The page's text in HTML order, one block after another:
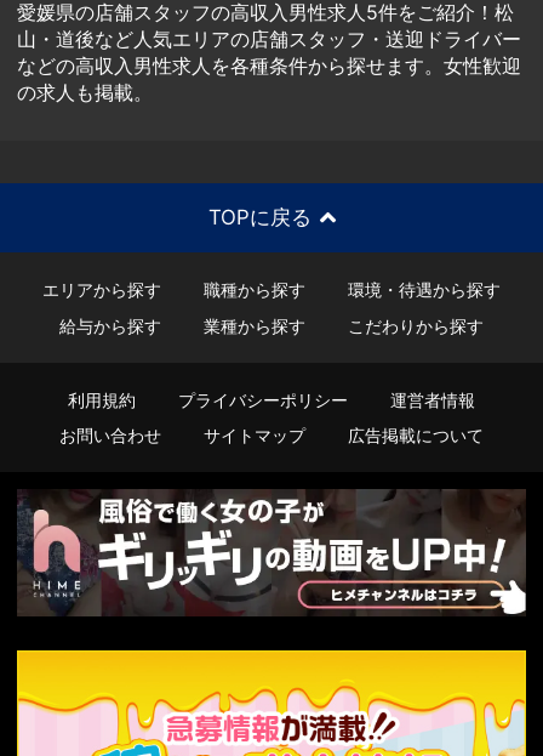
愛媛県の店舗スタッフの高収入男性求人5件をご紹介！松
山・道後など人気エリアの店舗スタッフ・送迎ドライバー
などの高収入男性求人を各種条件から探せます。女性歓迎
の求人も掲載。
TOPに戻る
エリアから探す 職種から探す
環境・待遇から探す
給与から探す
業種から探す こだわりから探す
利用規約 プライバシーポリシー
運営者情報
お問い合わせ
サイトマップ 広告掲載について